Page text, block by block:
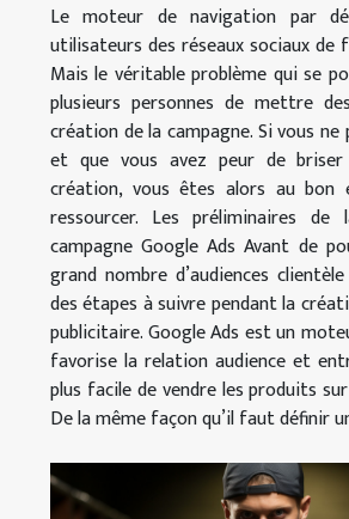
Le moteur de navigation par
utilisateurs des réseaux sociaux de
Mais le véritable problème qui se
plusieurs personnes de mettre
création de la campagne. Si vous
et que vous avez peur de
création, vous êtes alors au bon
ressourcer. Les préliminaires
campagne Google Ads Avant de
grand nombre d’audiences
des étapes à suivre pendant la
publicitaire. Google Ads est un
favorise la relation audience et
plus facile de vendre les produits
De la même façon qu’il faut définir